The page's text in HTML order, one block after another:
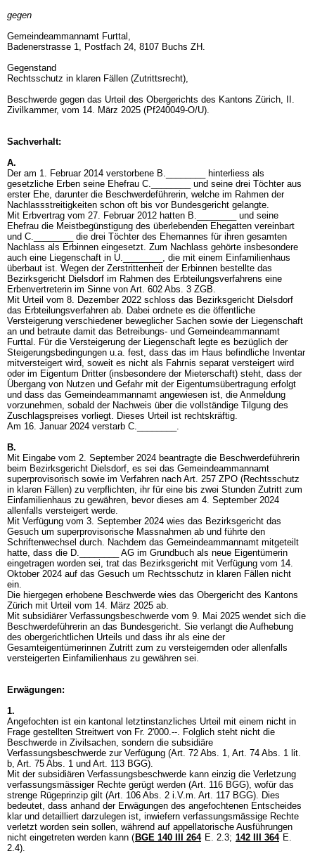
gegen
Gemeindeammannamt Furttal,
Badenerstrasse 1, Postfach 24, 8107 Buchs ZH.
Gegenstand
Rechtsschutz in klaren Fällen (Zutrittsrecht),
Beschwerde gegen das Urteil des Obergerichts des Kantons Zürich, II.
Zivilkammer, vom 14. März 2025 (Pf240049-O/U).
Sachverhalt:
A.
Der am 1. Februar 2014 verstorbene B.________ hinterliess als
gesetzliche Erben seine Ehefrau C.________ und seine drei Töchter aus
erster Ehe, darunter die Beschwerdeführerin, welche im Rahmen der
Nachlassstreitigkeiten schon oft bis vor Bundesgericht gelangte.
Mit Erbvertrag vom 27. Februar 2012 hatten B.________ und seine
Ehefrau die Meistbegünstigung des überlebenden Ehegatten vereinbart
und C.________ die drei Töchter des Ehemannes für ihren gesamten
Nachlass als Erbinnen eingesetzt. Zum Nachlass gehörte insbesondere
auch eine Liegenschaft in U.________, die mit einem Einfamilienhaus
überbaut ist. Wegen der Zerstrittenheit der Erbinnen bestellte das
Bezirksgericht Dielsdorf im Rahmen des Erbteilungsverfahrens eine
Erbenvertreterin im Sinne von Art. 602 Abs. 3 ZGB.
Mit Urteil vom 8. Dezember 2022 schloss das Bezirksgericht Dielsdorf
das Erbteilungsverfahren ab. Dabei ordnete es die öffentliche
Versteigerung verschiedener beweglicher Sachen sowie der Liegenschaft
an und betraute damit das Betreibungs- und Gemeindeammannamt
Furttal. Für die Versteigerung der Liegenschaft legte es bezüglich der
Steigerungsbedingungen u.a. fest, dass das im Haus befindliche Inventar
mitversteigert wird, soweit es nicht als Fahrnis separat versteigert wird
oder im Eigentum Dritter (insbesondere der Mieterschaft) steht, dass der
Übergang von Nutzen und Gefahr mit der Eigentumsübertragung erfolgt
und dass das Gemeindeammannamt angewiesen ist, die Anmeldung
vorzunehmen, sobald der Nachweis über die vollständige Tilgung des
Zuschlagspreises vorliegt. Dieses Urteil ist rechtskräftig.
Am 16. Januar 2024 verstarb C.________.
B.
Mit Eingabe vom 2. September 2024 beantragte die Beschwerdeführerin
beim Bezirksgericht Dielsdorf, es sei das Gemeindeammannamt
superprovisorisch sowie im Verfahren nach Art. 257 ZPO (Rechtsschutz
in klaren Fällen) zu verpflichten, ihr für eine bis zwei Stunden Zutritt zum
Einfamilienhaus zu gewähren, bevor dieses am 4. September 2024
allenfalls versteigert werde.
Mit Verfügung vom 3. September 2024 wies das Bezirksgericht das
Gesuch um superprovisorische Massnahmen ab und führte den
Schriftenwechsel durch. Nachdem das Gemeindeammannamt mitgeteilt
hatte, dass die D.________ AG im Grundbuch als neue Eigentümerin
eingetragen worden sei, trat das Bezirksgericht mit Verfügung vom 14.
Oktober 2024 auf das Gesuch um Rechtsschutz in klaren Fällen nicht
ein.
Die hiergegen erhobene Beschwerde wies das Obergericht des Kantons
Zürich mit Urteil vom 14. März 2025 ab.
Mit subsidiärer Verfassungsbeschwerde vom 9. Mai 2025 wendet sich die
Beschwerdeführerin an das Bundesgericht. Sie verlangt die Aufhebung
des obergerichtlichen Urteils und dass ihr als eine der
Gesamteigentümerinnen Zutritt zum zu versteigernden oder allenfalls
versteigerten Einfamilienhaus zu gewähren sei.
Erwägungen:
1.
Angefochten ist ein kantonal letztinstanzliches Urteil mit einem nicht in
Frage gestellten Streitwert von Fr. 2'000.--. Folglich steht nicht die
Beschwerde in Zivilsachen, sondern die subsidiäre
Verfassungsbeschwerde zur Verfügung (Art. 72 Abs. 1, Art. 74 Abs. 1 lit.
b, Art. 75 Abs. 1 und Art. 113 BGG).
Mit der subsidiären Verfassungsbeschwerde kann einzig die Verletzung
verfassungsmässiger Rechte gerügt werden (Art. 116 BGG), wofür das
strenge Rügeprinzip gilt (Art. 106 Abs. 2 i.V.m. Art. 117 BGG). Dies
bedeutet, dass anhand der Erwägungen des angefochtenen Entscheides
klar und detailliert darzulegen ist, inwiefern verfassungsmässige Rechte
verletzt worden sein sollen, während auf appellatorische Ausführungen
nicht eingetreten werden kann ( BGE 140 III 264 E. 2.3; 142 III 364 E.
2.4).